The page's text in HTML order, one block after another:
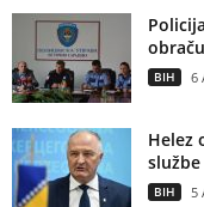
BIH 6
Helez
BIH 5